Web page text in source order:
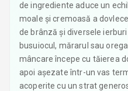
de ingrediente aduce un
moale și cremoasă a
de brânză și diversele
busuiocul, mărarul sau
mâncare începe cu tăierea
apoi așezate într-un vas
acoperite cu un strat